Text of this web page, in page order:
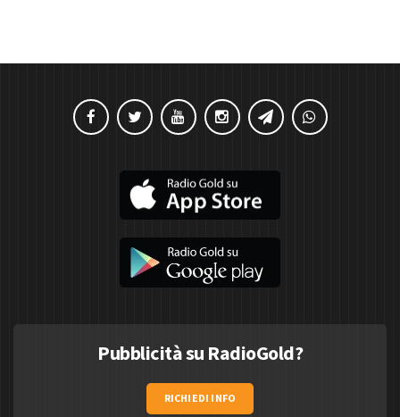
Pubblicità su RadioGold?
RICHIEDI INFO